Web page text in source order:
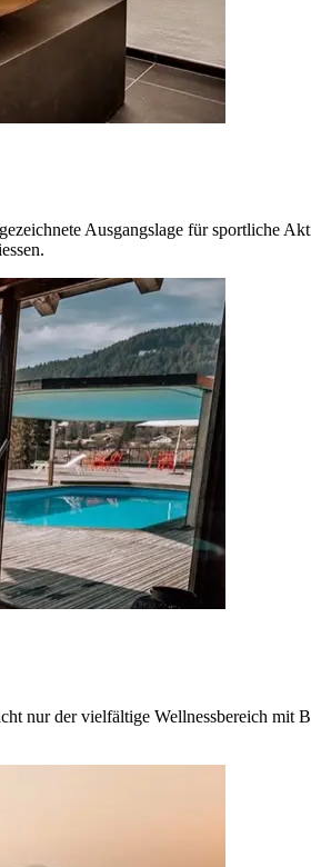
Ausgangslage für sportliche
nur der vielfältige Wellnessbereich mit